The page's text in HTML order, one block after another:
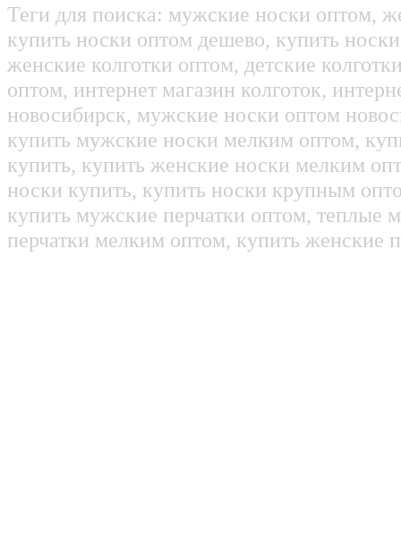
Теги для поиска: мужские носки оптом,
купить носки оптом дешево, купить
женские колготки оптом, детские
оптом, интернет магазин колготок,
новосибирск, мужские носки оптом
купить мужские носки мелким оптом,
купить, купить женские носки мелким
носки купить, купить носки крупным
купить мужские перчатки оптом, теплые
перчатки мелким оптом, купить женские